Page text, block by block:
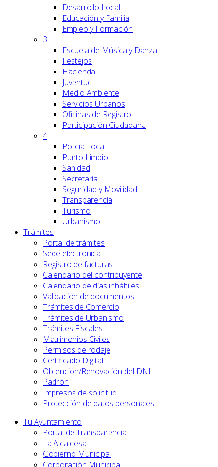
Desarrollo Local
Educación y Familia
Empleo y Formación
3
Escuela de Música y Danza
Festejos
Hacienda
Juventud
Medio Ambiente
Servicios Urbanos
Oficinas de Registro
Participación Ciudadana
4
Policía Local
Punto Limpio
Sanidad
Secretaría
Seguridad y Movilidad
Transparencia
Turismo
Urbanismo
Trámites
Portal de trámites
Sede electrónica
Registro de facturas
Calendario del contribuyente
Calendario de días inhábiles
Validación de documentos
Trámites de Comercio
Trámites de Urbanismo
Trámites Fiscales
Matrimonios Civiles
Permisos de rodaje
Certificado Digital
Obtención/Renovación del DNI
Padrón
Impresos de solicitud
Protección de datos personales
Tu Ayuntamiento
Portal de Transparencia
La Alcaldesa
Gobierno Municipal
Corporación Municipal